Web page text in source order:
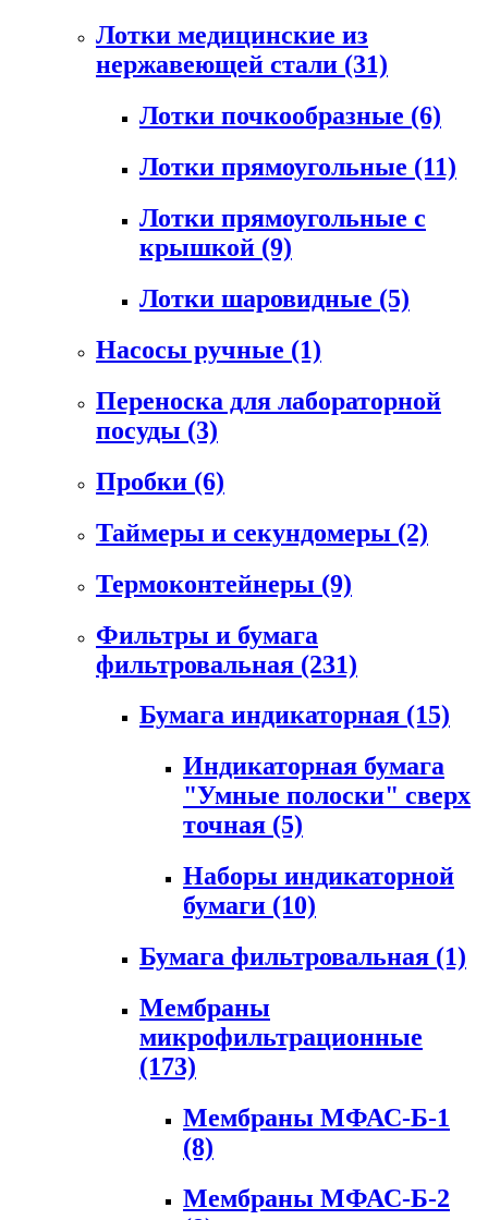
Лотки медицинские из
нержавеющей стали (31)
Лотки почкообразные (6)
Лотки прямоугольные (11)
Лотки прямоугольные с
крышкой (9)
Лотки шаровидные (5)
Насосы ручные (1)
Переноска для лабораторной
посуды (3)
Пробки (6)
Таймеры и секундомеры (2)
Термоконтейнеры (9)
Фильтры и бумага
фильтровальная (231)
Бумага индикаторная (15)
Индикаторная бумага
"Умные полоски" сверх
точная (5)
Наборы индикаторной
бумаги (10)
Бумага фильтровальная (1)
Мембраны
микрофильтрационные
(173)
Мембраны МФАС-Б-1
(8)
Мембраны МФАС-Б-2